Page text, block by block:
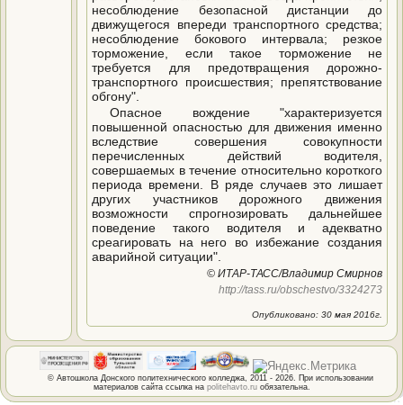
несоблюдение безопасной дистанции до
движущегося впереди транспортного средства;
несоблюдение бокового интервала; резкое
торможение, если такое торможение не
требуется для предотвращения дорожно-
транспортного происшествия; препятствование
обгону".
Опасное вождение "характеризуется
повышенной опасностью для движения именно
вследствие совершения совокупности
перечисленных действий водителя,
совершаемых в течение относительно короткого
периода времени. В ряде случаев это лишает
других участников дорожного движения
возможности спрогнозировать дальнейшее
поведение такого водителя и адекватно
среагировать на него во избежание создания
аварийной ситуации".
© ИТАР-ТАСС/Владимир Смирнов
http://tass.ru/obschestvo/3324273
Опубликовано: 30 мая 2016г.
© Автошкола Донского политехнического колледжа, 2011 - 2026. При использовании
материалов сайта ссылка на politehavto.ruобязательна.